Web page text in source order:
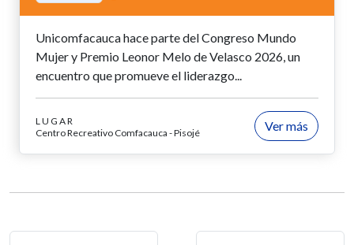
Unicomfacauca hace parte del Congreso Mundo
Mujer y Premio Leonor Melo de Velasco 2026, un
encuentro que promueve el liderazgo...
LUGAR
Centro Recreativo Comfacauca - Pisojé
Ver más